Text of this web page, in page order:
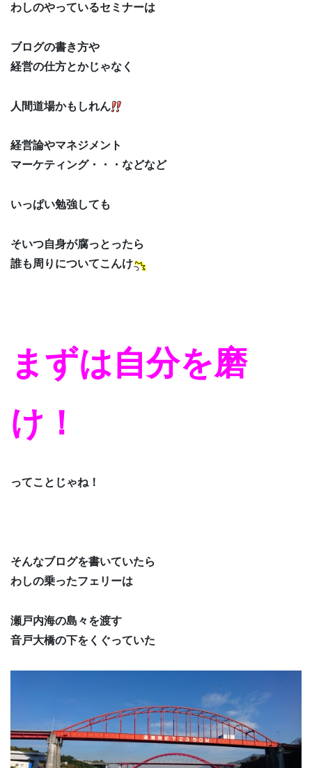
わしのやっているセミナーは
ブログの書き方や
経営の仕方とかじゃなく
人間道場かもしれん
経営論やマネジメント
マーケティング・・・などなど
いっぱい勉強しても
そいつ自身が腐っとったら
誰も周りについてこんけ
まずは自分を磨
け！
ってことじゃね！
そんなブログを書いていたら
わしの乗ったフェリーは
瀬戸内海の島々を渡す
音戸大橋の下をくぐっていた